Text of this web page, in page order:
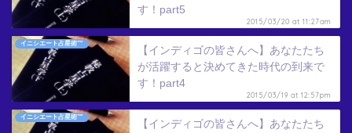
す！part5
2015/03/20 at 11:27am
イニシエート占星術™
【インディゴの皆さんへ】あなたたち
が活躍すると決めてきた時代の到来で
す！part4
2015/03/19 at 12:57pm
イニシエート占星術™
【インディゴの皆さんへ】あなたたち